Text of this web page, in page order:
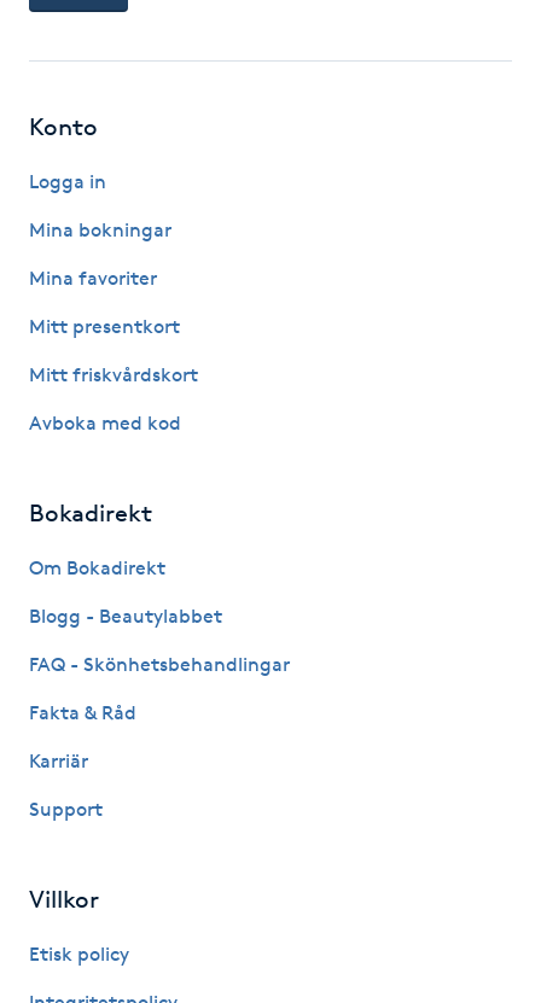
H
Headspa
Herrklippning
HIFU
Hudföryngring
Huduppstramning
Hyaluronsyra
Hypnos
Konto
Logga in
Mina bokningar
Mina favoriter
Mitt presentkort
Mitt friskvårdskort
Avboka med kod
Bokadirekt
Om Bokadirekt
Blogg - Beautylabbet
FAQ - Skönhetsbehandlingar
Fakta & Råd
Karriär
Support
Villkor
Etisk policy